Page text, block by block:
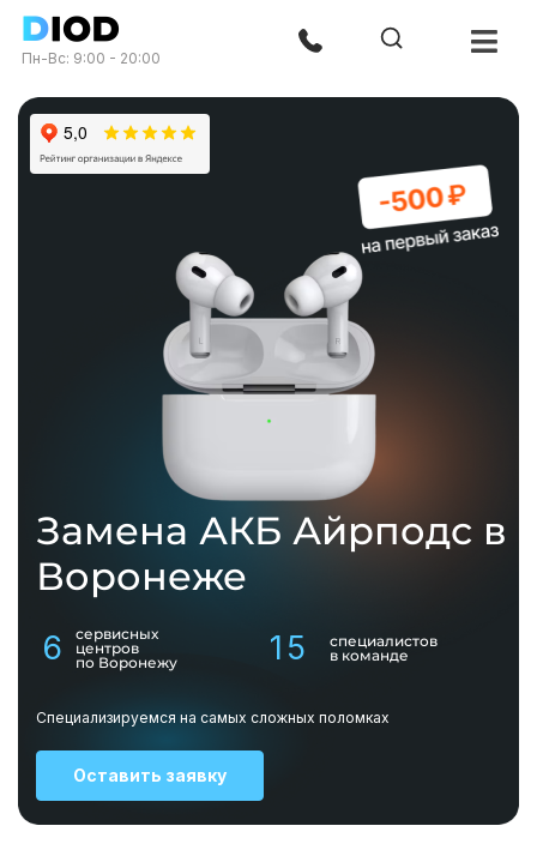
Пн-Вс: 9:00 - 20:00
Замена АКБ Айрподс в
Воронеже
6
сервисных
центров
по Воронежу
15
специалистов
в команде
Специализируемся на самых сложных поломках
Оставить заявку